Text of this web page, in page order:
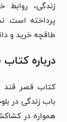
زندگی، روابط
پرداخته است.
طاقچه خرید و
درباره کتاب
کتاب قصر قند
باب زندگی در
همواره در